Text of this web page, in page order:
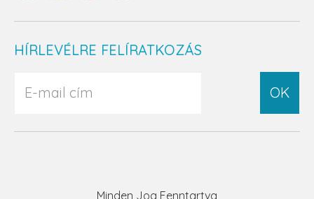
HÍRLEVÉLRE FELÍRATKOZÁS
OK
Minden Jog Fenntartva